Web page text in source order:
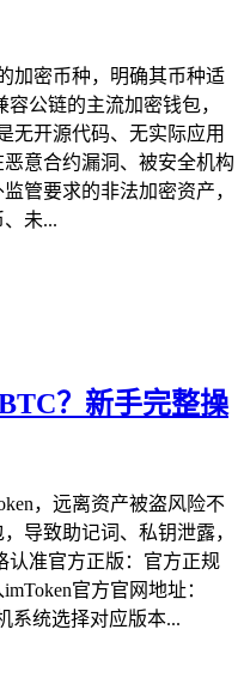
加密币种，明确其币种适
公链的主流加密钱包，
无开源代码、无实际应用
意合约漏洞、被安全机构
管要求的非法加密资产，
未...
？新手完整操
，远离资产被盗风险不
导致助记词、私钥泄露，
认准官方正版：官方正规
官方官网地址：
系统选择对应版本...